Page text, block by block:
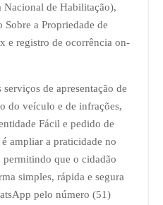
Nacional de Habilitação),
a Propriedade de
e registro de ocorrência on-
de apresentação de
do veículo e de infrações,
Fácil e pedido de
ampliar a praticidade no
permitindo que o cidadão
simples, rápida e segura
pelo número (51)